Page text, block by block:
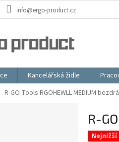
info@ergo-product.cz
Kancelářská židle
R-GO Tools RGOHEWLL MEDIUM
R-
Nejnižší